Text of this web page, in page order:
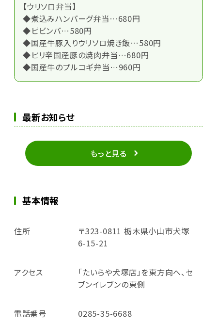
【ウリソロ弁当】
◆煮込みハンバーグ弁当…680円
◆ピビンバ…580円
◆国産牛豚入りウリソロ焼き飯…580円
◆ピリ辛国産豚の焼肉弁当…680円
◆国産牛のプルコギ弁当…960円
最新お知らせ
もっと見る
基本情報
住所
〒323-0811 栃木県小山市犬塚
6-15-21
アクセス
「たいらや犬塚店」を東方向へ、セ
ブンイレブンの東側
電話番号 0285-35-6688